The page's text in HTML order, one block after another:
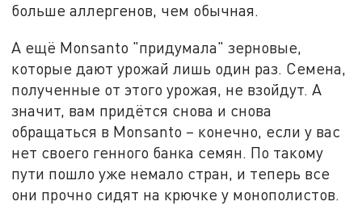
больше аллергенов, чем обычная.
А ещё Monsanto "придумала" зерновые,
которые дают урожай лишь один раз. Семена,
полученные от этого урожая, не взойдут. А
значит, вам придётся снова и снова
обращаться в Monsanto – конечно, если у вас
нет своего генного банка семян. По такому
пути пошло уже немало стран, и теперь все
они прочно сидят на крючке у монополистов.